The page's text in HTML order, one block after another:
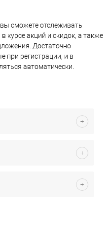
сможете отслеживать
курсе акций и скидок, а также
Достаточно
при регистрации, и в
автоматически.